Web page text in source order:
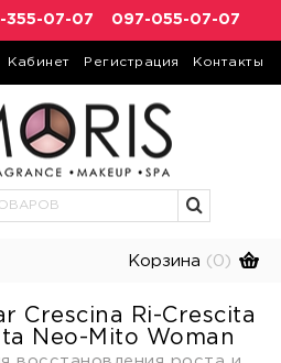
355-07-07 097-055-07-07
Кабинет Регистрация Контакты
Корзина (0)
Crescina Ri-Crescita
Neo-Mito Woman